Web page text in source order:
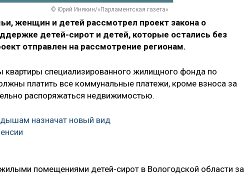
© Юрий Инякин/«Парламентская газета»
женщин и детей рассмотрел проект закона о
детей-сирот и детей, которые остались без
отправлен на рассмотрение регионам.
специализированного жилищного фонда по
платить все коммунальные платежи, кроме взноса за
распоряжаться недвижимостью.
назначат новый вид
помещениями детей-сирот в Вологодской области за